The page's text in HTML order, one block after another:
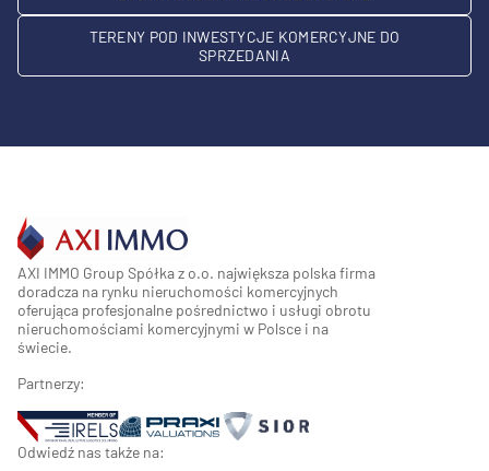
TERENY POD INWESTYCJE KOMERCYJNE DO
SPRZEDANIA
AXI IMMO Group Spółka z o.o. największa polska firma
doradcza na rynku nieruchomości komercyjnych
oferująca profesjonalne pośrednictwo i usługi obrotu
nieruchomościami komercyjnymi w Polsce i na
świecie.
Partnerzy:
Odwiedź nas także na: